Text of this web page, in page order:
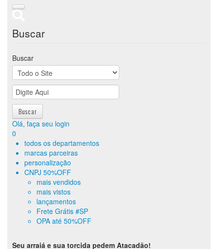
Buscar
Buscar
Olá, faça seu login
0
todos os departamentos
marcas parceiras
personalização
CNPJ 50%OFF
mais vendidos
mais vistos
lançamentos
Frete Grátis #SP
OPA até 50%OFF
Seu arraiá e sua torcida pedem Atacadão!